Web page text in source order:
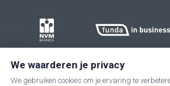
We waarderen je privacy
We gebruiken cookies om je ervaring te